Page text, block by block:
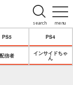
menu
search
PS5 PS4
配信者
インサイドちゃ
ん